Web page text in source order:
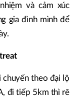
và cảm xúc
gia đình mình để
chuyển theo đại lộ
đi tiếp 5km thì rẽ